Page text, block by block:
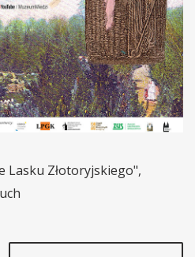
Lasku Złotoryjskiego",